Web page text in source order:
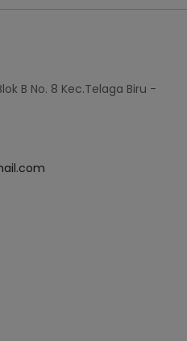
B No. 8 Kec.Telaga Biru -